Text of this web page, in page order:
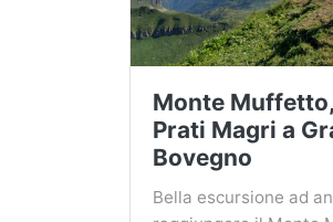
Monte
Prati Magri a
Bovegno
Bella escursione ad